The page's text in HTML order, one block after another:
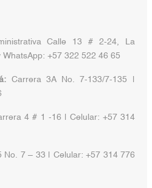
Calle 13 # 2-24, La
+57 322 522 46 65
Carrera 3A No. 7-133/7-135 |
4 # 1 -16 | Celular: +57 314
No. 7 – 33 | Celular: +57 314 776